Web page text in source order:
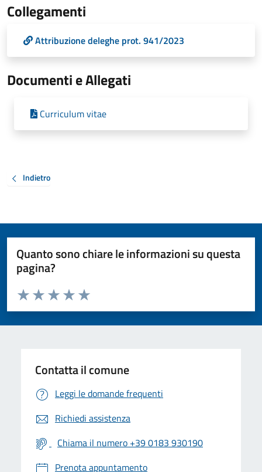
Collegamenti
Attribuzione deleghe prot. 941/2023
Documenti e Allegati
Curriculum vitae
Indietro
Quanto sono chiare le informazioni su questa
pagina?
Valuta da 1 a 5 stelle la pagina
Valuta 5 stelle su 5
Valuta 4 stelle su 5
Valuta 3 stelle su 5
Valuta 2 stelle su 5
Valuta 1 stelle su 5
Contatta il comune
Leggi le domande frequenti
Richiedi assistenza
Chiama il numero +39 0183 930190
Prenota appuntamento